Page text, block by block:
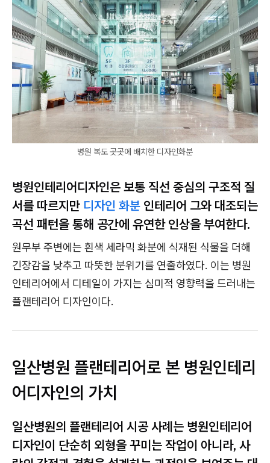
병원 복도 곳곳에 배치한 디자인화분
병원인테리어디자인은 보통 직선 중심의 구조적 질
서를 따르지만 디자인 화분 인테리어 그와 대조되는
곡선 패턴을 통해 공간에 유연한 인상을 부여한다.
원무부 주변에는 흰색 세라믹 화분에 식재된 식물을 더해
긴장감을 낮추고 따뜻한 분위기를 연출하였다. 이는 병원
인테리어에서 디테일이 가지는 심미적 영향력을 드러내는
플랜테리어 디자인이다.
일산병원 플랜테리어로 본 병원인테리
어디자인의 가치
일산병원의 플랜테리어 시공 사례는 병원인테리어
디자인이 단순히 외형을 꾸미는 작업이 아니라, 사